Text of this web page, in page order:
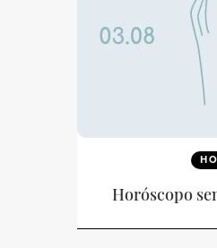
Horóscopo